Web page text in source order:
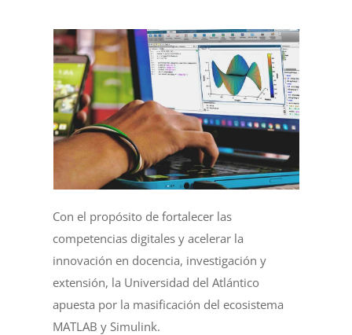
Con el propósito de fortalecer las
competencias digitales y acelerar la
innovación en docencia, investigación y
extensión, la Universidad del Atlántico
apuesta por la masificación del ecosistema
MATLAB y Simulink.